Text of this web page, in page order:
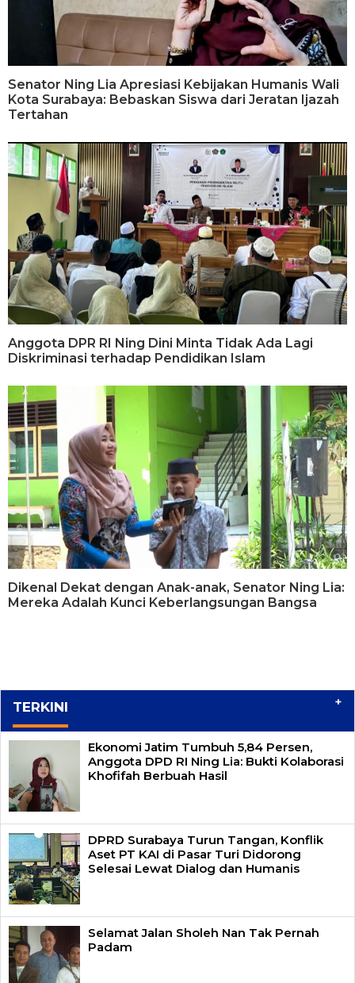
Senator Ning Lia Apresiasi Kebijakan Humanis Wali
Kota Surabaya: Bebaskan Siswa dari Jeratan Ijazah
Tertahan
Anggota DPR RI Ning Dini Minta Tidak Ada Lagi
Diskriminasi terhadap Pendidikan Islam
Dikenal Dekat dengan Anak-anak, Senator Ning Lia:
Mereka Adalah Kunci Keberlangsungan Bangsa
TERKINI +
Ekonomi Jatim Tumbuh 5,84 Persen,
Anggota DPD RI Ning Lia: Bukti Kolaborasi
Khofifah Berbuah Hasil
DPRD Surabaya Turun Tangan, Konflik
Aset PT KAI di Pasar Turi Didorong
Selesai Lewat Dialog dan Humanis
Selamat Jalan Sholeh Nan Tak Pernah
Padam